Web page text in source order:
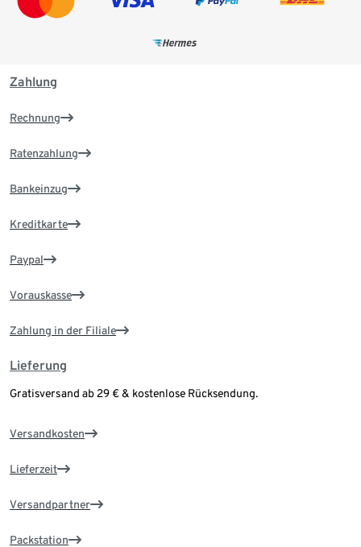
Zahlung
Rechnung
Ratenzahlung
Bankeinzug
Kreditkarte
Paypal
Vorauskasse
Zahlung in der Filiale
Lieferung
Gratisversand ab 29 € & kostenlose Rücksendung.
Versandkosten
Lieferzeit
Versandpartner
Packstation